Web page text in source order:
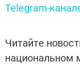
Telegram-
Читайте
национальном